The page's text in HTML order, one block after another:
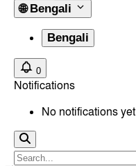
🌐 Bengali
Bengali
0
Notifications
No notifications yet